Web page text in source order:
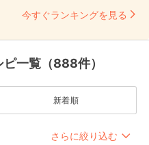
今すぐランキングを見る
一覧（888件）
新着順
さらに絞り込む